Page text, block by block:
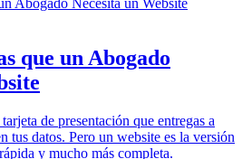
que un Abogado
de presentación que entregas a
tus datos. Pero un website es la versión
y mucho más completa.